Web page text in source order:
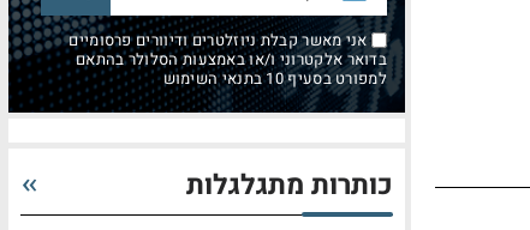
אני מאשר קבלת ניוזלטרים ודיוורים פרסומיים
בדואר אלקטרוני ו/או באמצעות הסלולר בהתאם
למפורט בסעיף 10 בתנאי השימוש
כותרות מתגלגלות